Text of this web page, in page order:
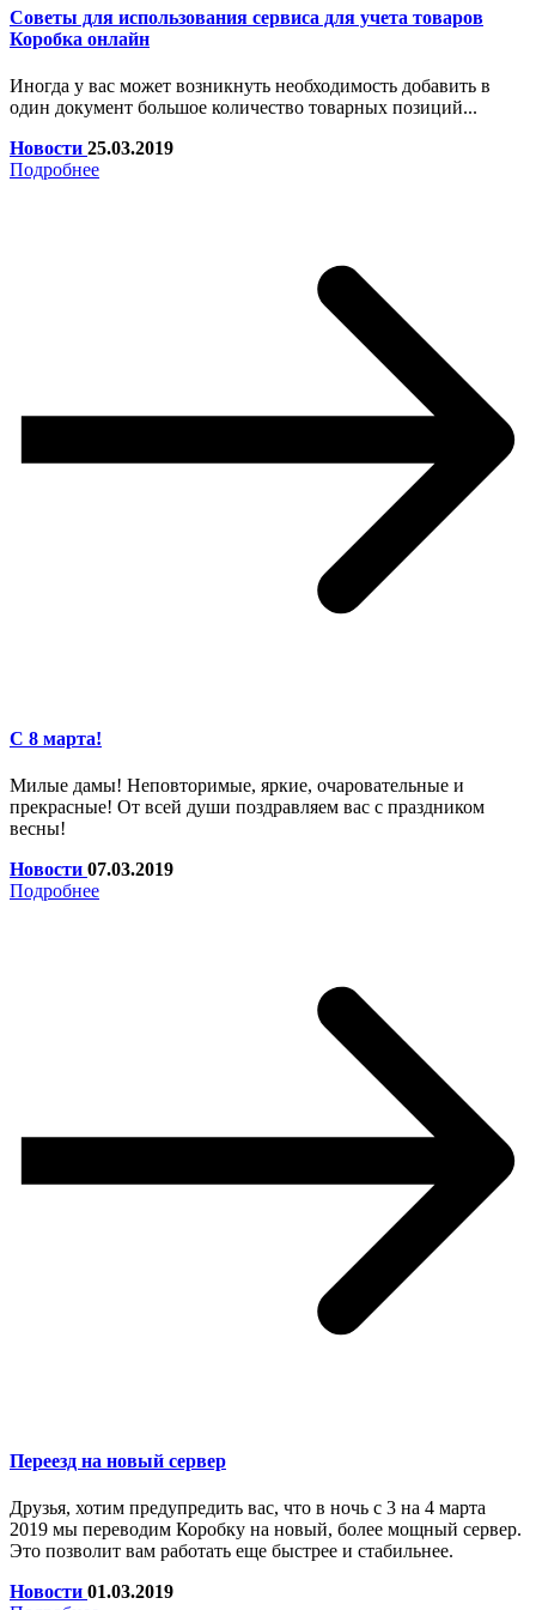
Советы для использования сервиса для учета товаров
Коробка онлайн
Иногда у вас может возникнуть необходимость добавить в
один документ большое количество товарных позиций...
Новости 25.03.2019
Подробнее
С 8 марта!
Милые дамы! Неповторимые, яркие, очаровательные и
прекрасные! От всей души поздравляем вас с праздником
весны!
Новости 07.03.2019
Подробнее
Переезд на новый сервер
Друзья, хотим предупредить вас, что в ночь с 3 на 4 марта
2019 мы переводим Коробку на новый, более мощный сервер.
Это позволит вам работать еще быстрее и стабильнее.
Новости 01.03.2019